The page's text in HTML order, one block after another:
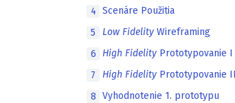
4 Scenáre Použitia
5
Low Fidelity Wireframing
6
High Fidelity Prototypovanie I
7
High Fidelity Prototypovanie II
8 Vyhodnotenie 1. prototypu